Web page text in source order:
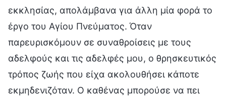
εκκλησίας, απολάμβανα για άλλη μία φορά το
έργο του Αγίου Πνεύματος. Όταν
παρευρισκόμουν σε συναθροίσεις με τους
αδελφούς και τις αδελφές μου, ο θρησκευτικός
τρόπος ζωής που είχα ακολουθήσει κάποτε
εκμηδενιζόταν. Ο καθένας μπορούσε να πει